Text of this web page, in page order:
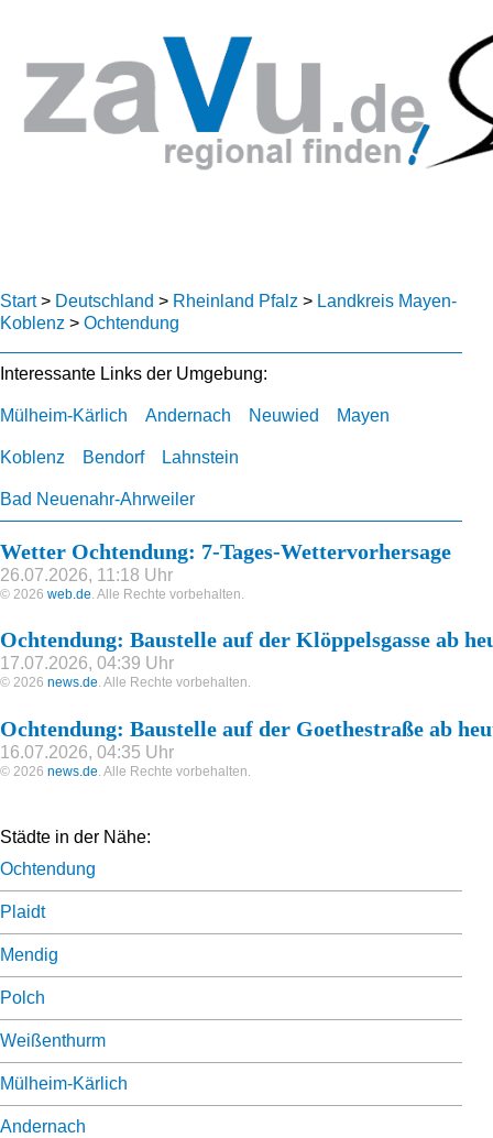
Start> Deutschland > Rheinland Pfalz > Landkreis Mayen-
Koblenz > Ochtendung
Interessante Links der Umgebung:
Mülheim-Kärlich Andernach Neuwied Mayen
Koblenz Bendorf Lahnstein
Bad Neuenahr-Ahrweiler
Wetter Ochtendung: 7-Tages-Wettervorhersage
26.07.2026, 11:18 Uhr
© 2026 web.de. Alle Rechte vorbehalten.
Ochtendung: Baustelle auf der Klöppelsgasse ab
17.07.2026, 04:39 Uhr
© 2026 news.de. Alle Rechte vorbehalten.
Ochtendung: Baustelle auf der Goethestraße ab
16.07.2026, 04:35 Uhr
© 2026 news.de . Alle Rechte vorbehalten.
Städte in der Nähe:
Ochtendung
Plaidt
Mendig
Polch
Weißenthurm
Mülheim-Kärlich
Andernach